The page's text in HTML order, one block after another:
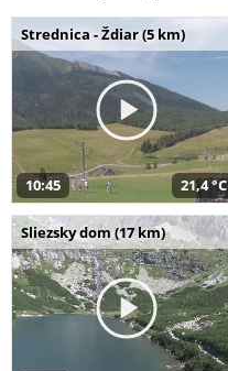
Strednica - Ždiar (5 km)
10:45 21,4 °C
Sliezsky dom (17 km)